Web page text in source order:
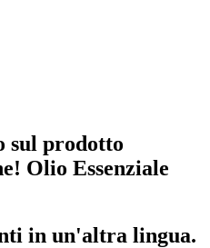
sul prodotto
Olio Essenziale
in un'altra lingua.